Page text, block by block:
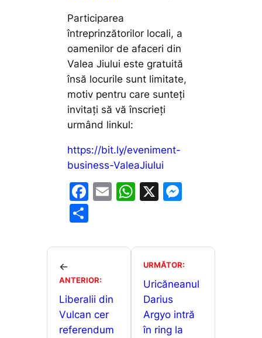
Participarea
întreprinzătorilor locali, a
oamenilor de afaceri din
Valea Jiului este gratuită
însă locurile sunt limitate,
motiv pentru care sunteți
invitați să vă înscrieți
urmând linkul:
https://bit.ly/eveniment-
business-ValeaJiului
F
e
o
o
k
E
l
W
s
A
p
p
X
s
e
n
er
ta
a
z
ă
←
ANTERIOR:
Liberalii din
Vulcan cer
referendum
URMĂTOR:
Uricăneanul
Darius
Argyo intră
în ring la